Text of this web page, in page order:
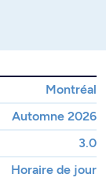
Montréal
Automne 2026
3.0
Horaire de jour